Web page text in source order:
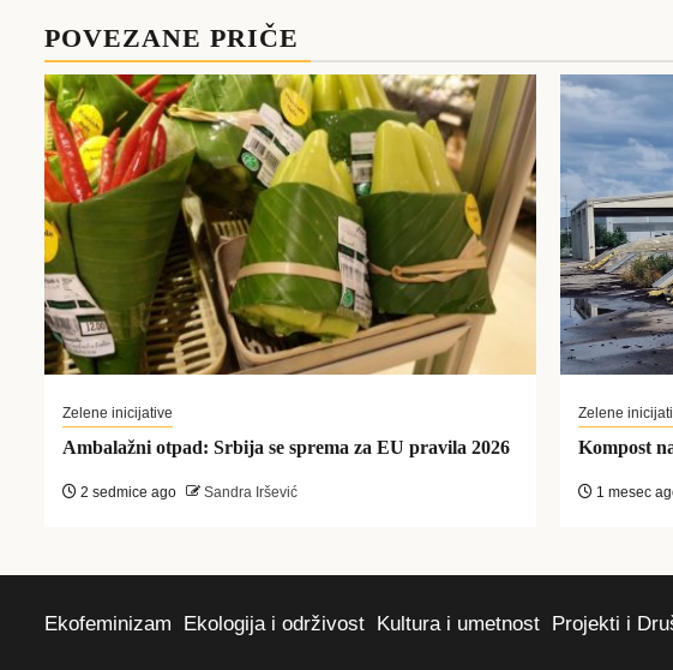
POVEZANE PRIČE
Zelene inicijative
Ambalažni otpad: Srbija se sprema za EU pravila 2026
2 sedmice ago Sandra Iršević
Zelene
Kompost
1 mesec
Ekofeminizam Ekologija i održivost Kultura i umetnost Projekti i